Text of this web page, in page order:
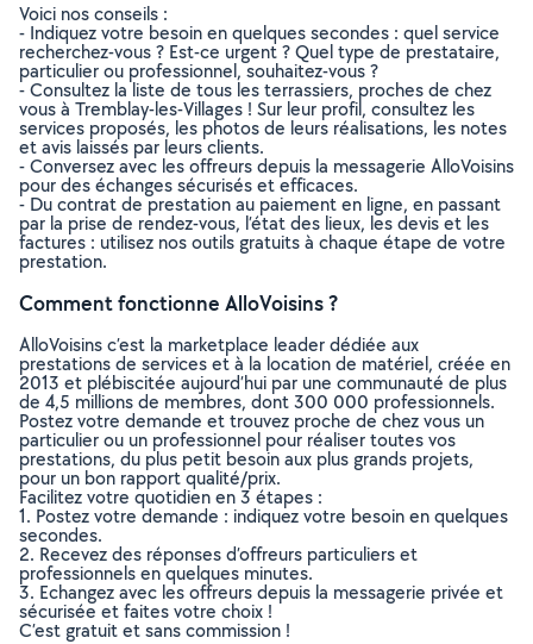
Voici nos conseils :
- Indiquez votre besoin en quelques secondes : quel service
recherchez-vous ? Est-ce urgent ? Quel type de prestataire,
particulier ou professionnel, souhaitez-vous ?
- Consultez la liste de tous les terrassiers, proches de chez
vous à Tremblay-les-Villages ! Sur leur profil, consultez les
services proposés, les photos de leurs réalisations, les notes
et avis laissés par leurs clients.
- Conversez avec les offreurs depuis la messagerie AlloVoisins
pour des échanges sécurisés et efficaces.
- Du contrat de prestation au paiement en ligne, en passant
par la prise de rendez-vous, l’état des lieux, les devis et les
factures : utilisez nos outils gratuits à chaque étape de votre
prestation.
Comment fonctionne AlloVoisins ?
AlloVoisins c’est la marketplace leader dédiée aux
prestations de services et à la location de matériel, créée en
2013 et plébiscitée aujourd’hui par une communauté de plus
de 4,5 millions de membres, dont 300 000 professionnels.
Postez votre demande et trouvez proche de chez vous un
particulier ou un professionnel pour réaliser toutes vos
prestations, du plus petit besoin aux plus grands projets,
pour un bon rapport qualité/prix.
Facilitez votre quotidien en 3 étapes :
1. Postez votre demande : indiquez votre besoin en quelques
secondes.
2. Recevez des réponses d’offreurs particuliers et
professionnels en quelques minutes.
3. Echangez avec les offreurs depuis la messagerie privée et
sécurisée et faites votre choix !
C’est gratuit et sans commission !